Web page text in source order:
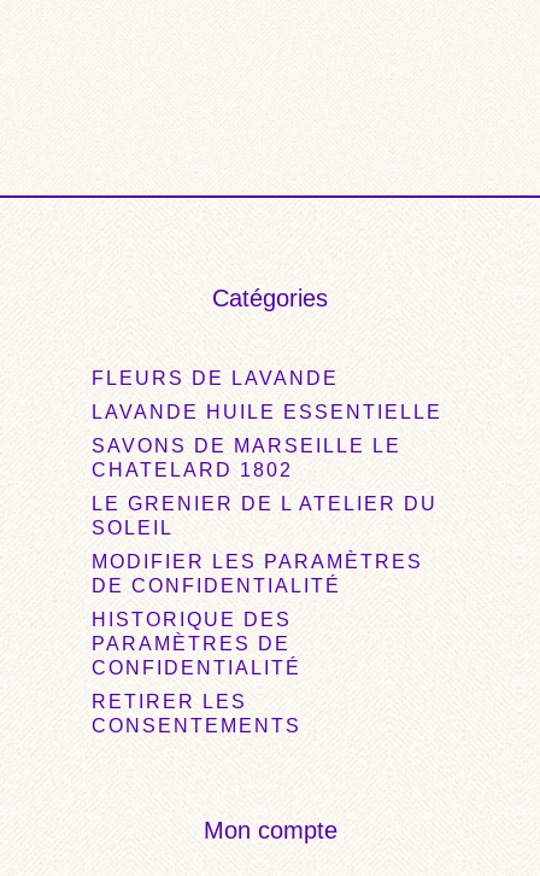
Catégories
FLEURS DE LAVANDE
LAVANDE HUILE ESSENTIELLE
SAVONS DE MARSEILLE LE
CHATELARD 1802
LE GRENIER DE L ATELIER DU
SOLEIL
MODIFIER LES PARAMÈTRES
DE CONFIDENTIALITÉ
HISTORIQUE DES
PARAMÈTRES DE
CONFIDENTIALITÉ
RETIRER LES
CONSENTEMENTS
Mon compte